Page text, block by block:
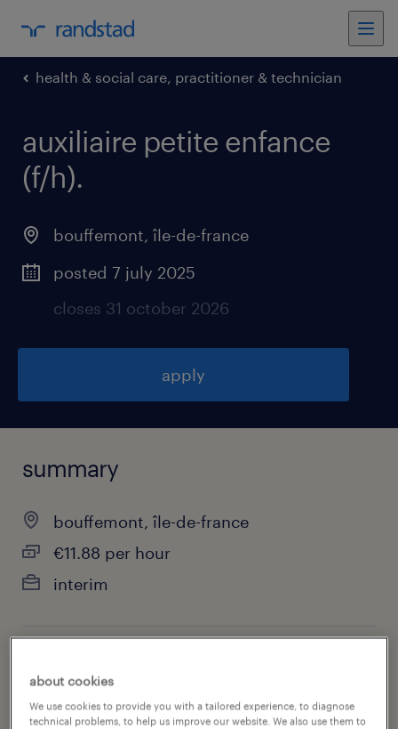
health & social care, practitioner & technician
auxiliaire petite enfance
(f/h).
bouffemont, île-de-france
posted 7 july 2025
closes 31 october 2026
apply
summary
bouffemont, île-de-france
€11.88 per hour
interim
about cookies
We use cookies to provide you with a tailored experience, to diagnose
technical problems, to help us improve our website. We also use them to